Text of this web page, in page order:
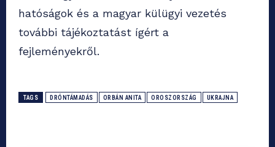
hatóságok és a magyar külügyi vezetés
további tájékoztatást ígért a
fejleményekről.
TAGS DRÓNTÁMADÁS ORBÁN ANITA OROSZORSZÁG UKRAJNA